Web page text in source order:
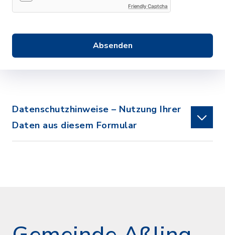
Friendly Captcha
Absenden
Datenschutzhinweise – Nutzung Ihrer
Daten aus diesem Formular